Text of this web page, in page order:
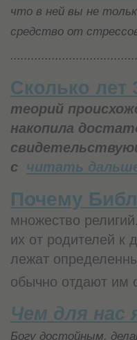
что в ней вы не
средство от
Сколько лет
теорий
накопила
с читать
Почему
множество
их от родителей к
лежат
обычно отдают им
Чем для нас
Богу достойным,